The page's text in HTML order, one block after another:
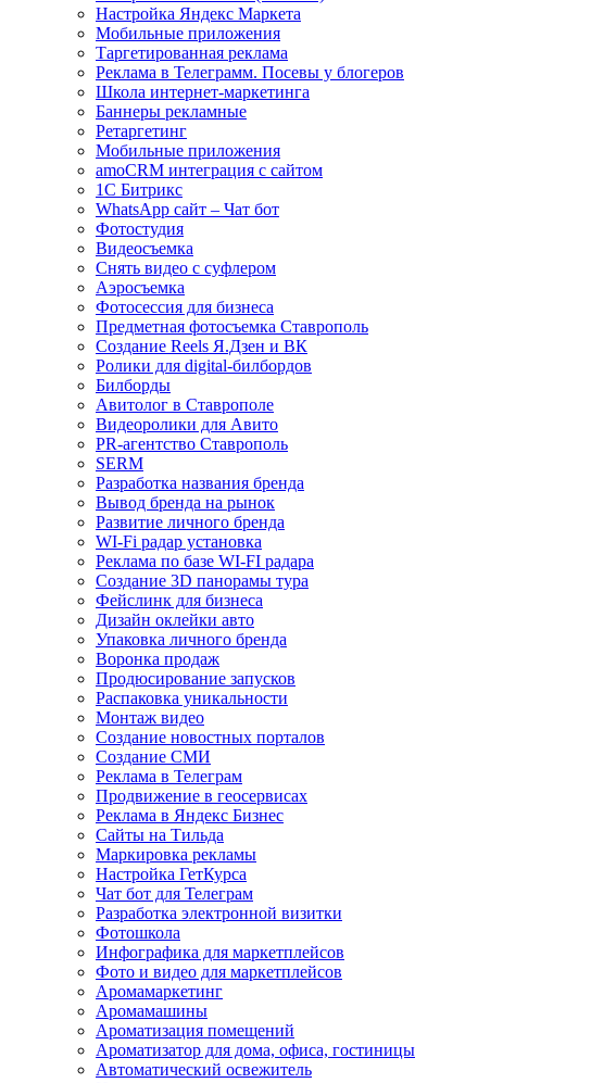
Настройка Яндекс Маркета
Мобильные приложения
Таргетированная реклама
Реклама в Телеграмм. Посевы у блогеров
Школа интернет-маркетинга
Баннеры рекламные
Ретаргетинг
Мобильные приложения
amoCRM интеграция с сайтом
1С Битрикс
WhatsApp сайт – Чат бот
Фотостудия
Видеосъемка
Снять видео с суфлером
Аэросъемка
Фотосессия для бизнеса
Предметная фотосъемка Ставрополь
Создание Reels Я.Дзен и ВК
Ролики для digital-билбордов
Билборды
Авитолог в Ставрополе
Видеоролики для Авито
PR-агентство Ставрополь
SERM
Разработка названия бренда
Вывод бренда на рынок
Развитие личного бренда
WI-Fi радар установка
Реклама по базе WI-FI радара
Создание 3D панорамы тура
Фейслинк для бизнеса
Дизайн оклейки авто
Упаковка личного бренда
Воронка продаж
Продюсирование запусков
Распаковка уникальности
Монтаж видео
Создание новостных порталов
Cоздание СМИ
Реклама в Телеграм
Продвижение в геосервисах
Реклама в Яндекс Бизнес
Сайты на Тильда
Маркировка рекламы
Настройка ГетКурса
Чат бот для Телеграм
Разработка электронной визитки
Фотошкола
Инфографика для маркетплейсов
Фото и видео для маркетплейсов
Аромамаркетинг
Аромамашины
Ароматизация помещений
Ароматизатор для дома, офиса, гостиницы
Автоматический освежитель